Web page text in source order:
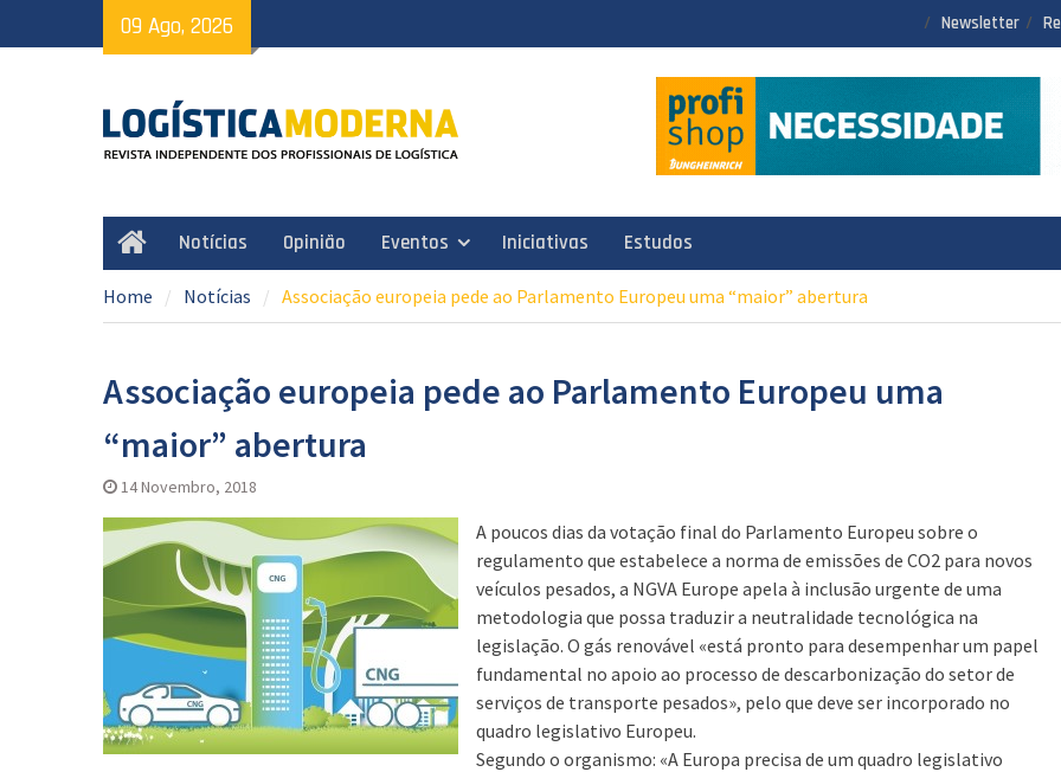
to
09 Ago, 2026 Newsletter
HomeNotícias Opinião Eventos Iniciativas Estudos
Home Notícias Associação europeia pede ao Parlamento Europeu uma “maior” abertura
Associação europeia pede ao Parlamento Europeu uma
“maior” abertura
14 Novembro, 2018
A poucos dias da votação final do Parlamento Europeu sobre o
regulamento que estabelece a norma de emissões de CO2 para novos
veículos pesados, a NGVA Europe apela à inclusão urgente de uma
metodologia que possa traduzir a neutralidade tecnológica na
legislação. O gás renovável «está pronto para desempenhar um papel
fundamental no apoio ao processo de descarbonização do setor de
serviços de transporte pesados», pelo que deve ser incorporado no
quadro legislativo Europeu.
Segundo o organismo: «A Europa precisa de um quadro legislativo